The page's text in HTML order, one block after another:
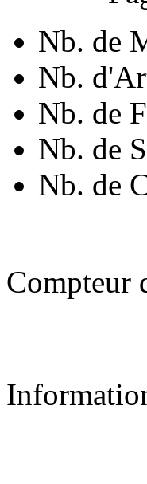
Nb. de
Nb.
Nb. de
Nb. de
Nb. de
Compteur